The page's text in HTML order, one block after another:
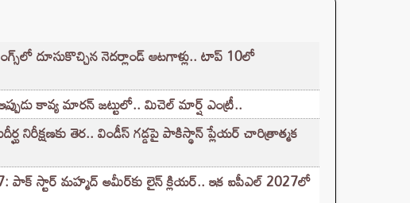
దూసుకొచ్చిన నెదర్లాండ్ ఆటగాళ్లు.. టాప్ 10లో
కావ్య మారన్ జట్టులో.. మిచెల్ మార్ష్ ఎంట్రీ..
నిరీక్షణకు తెర.. విండీస్ గడ్డపై పాకిస్థాన్ ప్లేయర్ చారిత్రాత్మక
పాక్ స్టార్ మహ్మద్ అమీర్‌కు లైన్ క్లియర్.. ఇక ఐపీఎల్‌ 2027లో